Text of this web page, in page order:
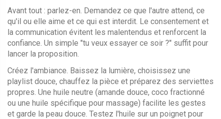
Avant tout : parlez-en. Demandez ce que l'autre attend, ce
qu'il ou elle aime et ce qui est interdit. Le consentement et
la communication évitent les malentendus et renforcent la
confiance. Un simple "tu veux essayer ce soir ?" suffit pour
lancer la proposition.
Créez l'ambiance. Baissez la lumière, choisissez une
playlist douce, chauffez la pièce et préparez des serviettes
propres. Une huile neutre (amande douce, coco fractionné
ou une huile spécifique pour massage) facilite les gestes
et garde la peau douce. Testez l'huile sur un poignet pour